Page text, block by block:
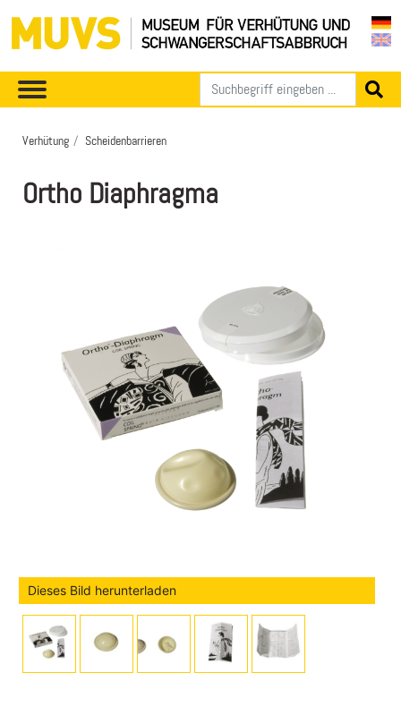
Verhütung Scheidenbarrieren
Ortho Diaphragma
Dieses Bild herunterladen